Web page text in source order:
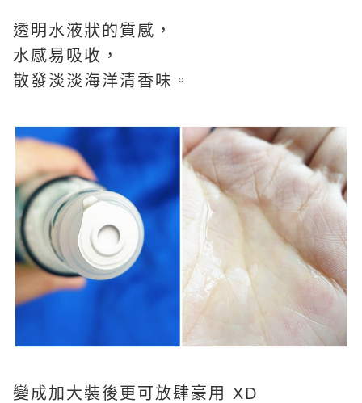
透明水液狀的質感，
水感易吸收，
散發淡淡海洋清香味。
變成加大裝後更可放肆豪用 XD